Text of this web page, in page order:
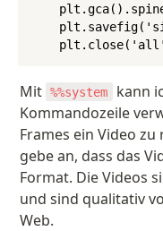
Mit %%system
kann
Kommandozeile
Frames ein Video
gebe an, dass das
Format. Die Videos
und sind qualitativ
Web.